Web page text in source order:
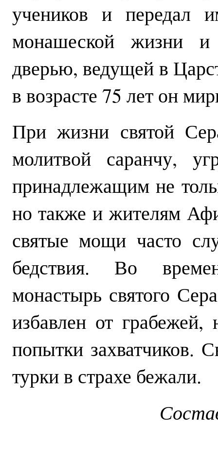
учеников и передал
монашеской жизни и
дверью, ведущей в
в возрасте 75 лет он
При жизни святой
молитвой саранчу,
принадлежащим не
но также и жителям
святые мощи часто
бедствия. Во
монастырь святого
избавлен от грабежей,
попытки захватчиков.
турки в страхе бежали.